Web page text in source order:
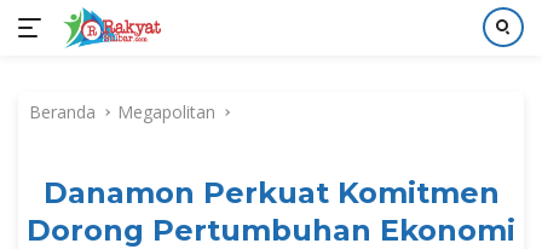
kontenBeranda Megapolitan
Danamon Perkuat Komitmen
Dorong Pertumbuhan Ekonomi